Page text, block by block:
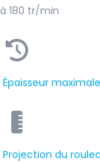
à 180 tr/min
Épaisseur
Projection du